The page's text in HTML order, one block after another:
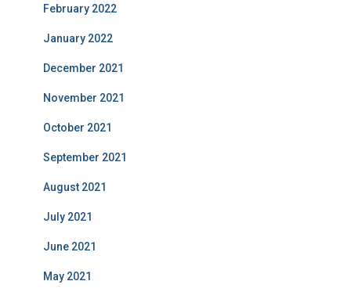
February 2022
January 2022
December 2021
November 2021
October 2021
September 2021
August 2021
July 2021
June 2021
May 2021